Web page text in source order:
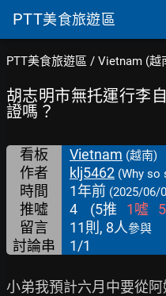
PTT美食旅遊區
PTT美食旅遊區 / Vietnam (越
胡志明市無托運行李
證嗎？
看板 Vietnam (越南)
作者 klj5462 (Why so
時間 1年前 (2025/06/
推噓 4 (5推 1噓 5
留言
11則, 8人參與
討論串 1/1
小弟我預計六月中要從